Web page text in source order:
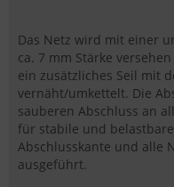
Das Netz wird mit einer
ca. 7 mm Stärke
ein zusätzliches Seil mit
vernäht/umkettelt. Die
sauberen Abschluss an
für stabile und
Abschlusskante und alle
ausgeführt.